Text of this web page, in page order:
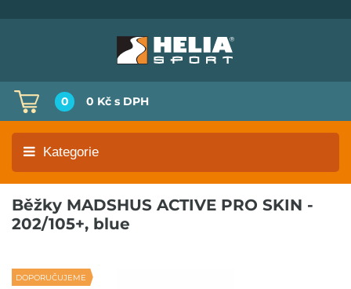
0 0 Kč s DPH
Kategorie
Běžky MADSHUS ACTIVE PRO SKIN -
202/105+, blue
DOPORUČUJEME